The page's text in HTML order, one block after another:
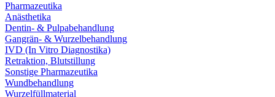
Pharmazeutika
Anästhetika
Dentin- & Pulpabehandlung
Gangrän- & Wurzelbehandlung
IVD (In Vitro Diagnostika)
Retraktion, Blutstillung
Sonstige Pharmazeutika
Wundbehandlung
Wurzelfüllmaterial